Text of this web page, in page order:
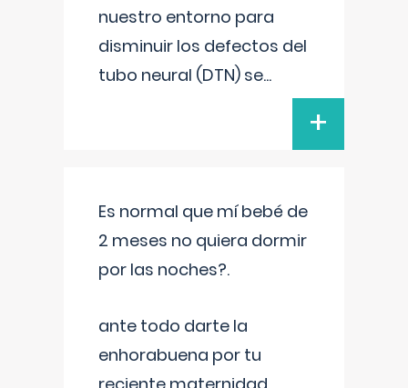
nuestro entorno para
disminuir los defectos del
tubo neural (DTN) se...
+
Es normal que mí bebé de
2 meses no quiera dormir
por las noches?.
ante todo darte la
enhorabuena por tu